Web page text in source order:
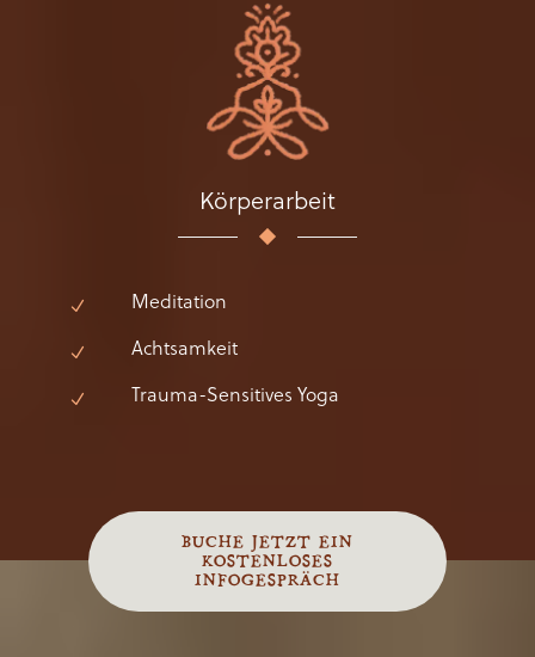
Körperarbeit
Meditation
Achtsamkeit
Trauma-Sensitives Yoga
BUCHE JETZT EIN
KOSTENLOSES
INFOGESPRÄCH